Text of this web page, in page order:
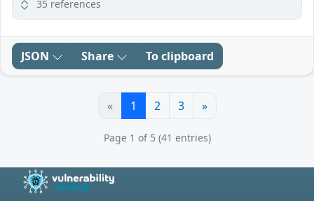
35 references
JSON Share To clipboard
« 1 2 3 »
Page 1 of 5 (41 entries)